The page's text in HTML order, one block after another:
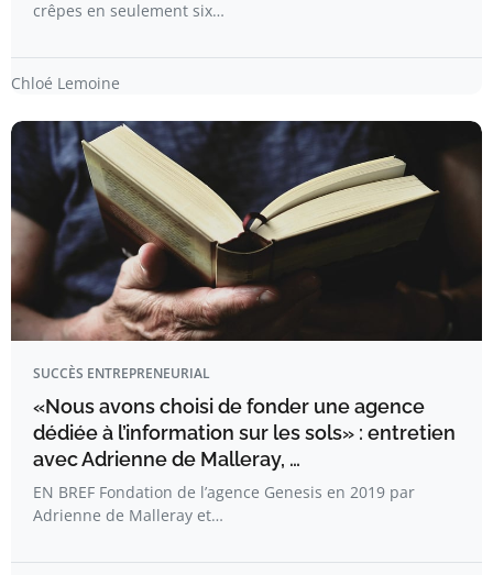
crêpes en seulement six…
Chloé Lemoine
SUCCÈS ENTREPRENEURIAL
«Nous avons choisi de fonder une agence
dédiée à l’information sur les sols» : entretien
avec Adrienne de Malleray, …
EN BREF Fondation de l’agence Genesis en 2019 par
Adrienne de Malleray et…